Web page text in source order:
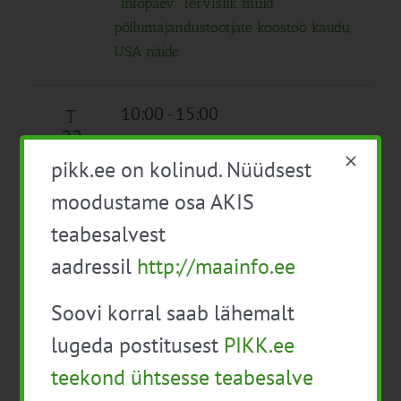
Infopäev: Tervislik muld
põllumajandustootjate koostöö kaudu,
USA näide
T
23
10:00- 15:00
infopäev Tartumaal
Tasuta
10:00- 15:00
Tootjate pindala- ja loomatoetuste
infopäev Raplamaal Tasuta
10:00 15:00
infopäev Jõgevamaal
pikk.ee on kolinud. Nüüdsest
moodustame osa AKIS
teabesalvest
aadressil http://maainfo.ee
Soovi korral saab lähemalt
lugeda postitusest PIKK.ee
teekond ühtsesse teabesalve